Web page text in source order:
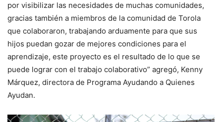
por visibilizar las necesidades de muchas comunidades,
gracias también a miembros de la comunidad de Torola
que colaboraron, trabajando arduamente para que sus
hijos puedan gozar de mejores condiciones para el
aprendizaje, este proyecto es el resultado de lo que se
puede lograr con el trabajo colaborativo” agregó, Kenny
Márquez, directora de Programa Ayudando a Quienes
Ayudan.